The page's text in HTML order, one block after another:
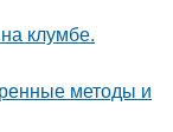
клумбе.
методы и